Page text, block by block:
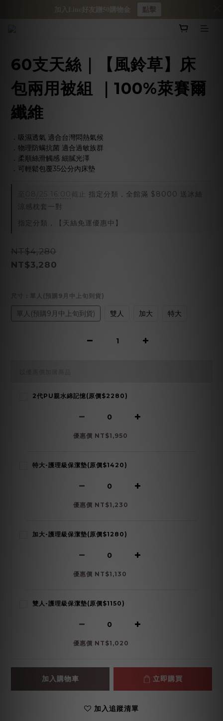
60支天絲｜【風鈴草】床
包兩用被組 ｜100%萊賽爾
纖維
．吸濕透氣 適合台灣悶熱氣候
．物理防螨抗菌 適合過敏族群
．柔順絲滑觸感 細膩光澤
．可輕鬆包覆35公分內床墊
截止
指定分類，全館滿 $8000 送冰絲
涼感枕套一對
指定分類，【天絲免運優惠中】
NT$4,280
NT$3,280
: 單人(預購9月中上旬到貨)
單人(預購9月中上旬到貨) 雙人 加大 特大
2代PU親水綿記憶(原價$2280)
優惠價 NT$1,950
特大-護理級保潔墊(原價$1420)
優惠價 NT$1,230
加大-護理級保潔墊(原價$1280)
優惠價 NT$1,130
雙人-護理級保潔墊(原價$1150)
優惠價 NT$1,020
加入購物車 立即購買
加入追蹤清單
加入Line好友贈50購物金 點擊